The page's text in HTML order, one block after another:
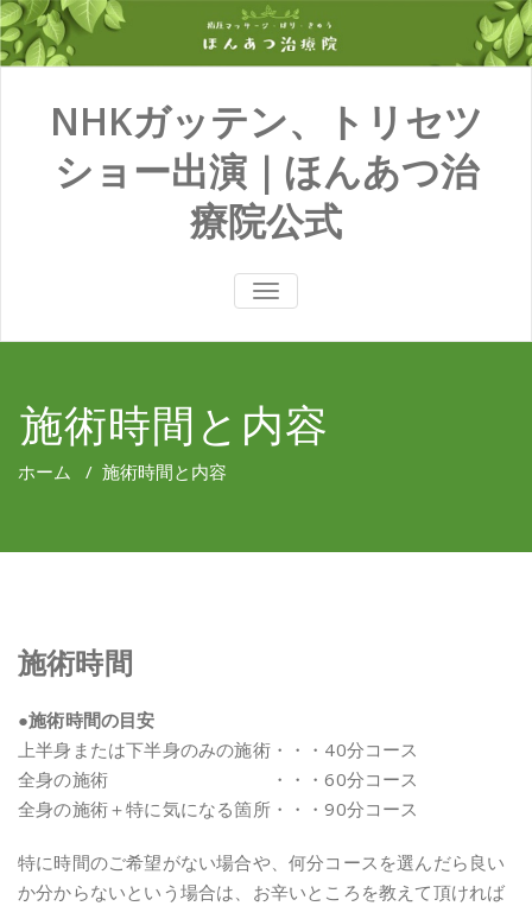
NHKガッテン、トリセツ
ショー出演｜ほんあつ治
療院公式
TOGGLE
施術時間と内容
ホーム / 施術時間と内容
施術時間
●施術時間の目安
上半身または下半身のみの施術・・・40分コース
全身の施術 ・・・60分コース
全身の施術＋特に気になる箇所・・・90分コース
特に時間のご希望がない場合や、何分コースを選んだら良い
か分からないという場合は、お辛いところを教えて頂ければ